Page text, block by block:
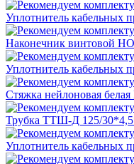
Уплотнитель кабельных
Наконечник винтовой
Уплотнитель кабельных
Стяжка нейлоновая
Трубка ТТШ-Д 125/
Уплотнитель кабельных